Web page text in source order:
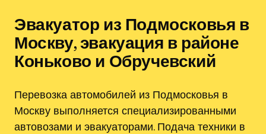
Эвакуатор из Подмосковья в
Москву, эвакуация в районе
Коньково и Обручевский
Перевозка автомобилей из Подмосковья в
Москву выполняется специализированными
автовозами и эвакуаторами. Подача техники в